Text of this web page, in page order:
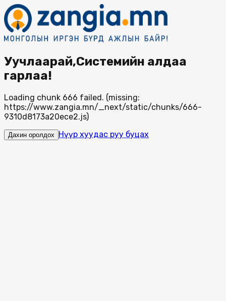
Уучлаарай,Системийн алдаа
гарлаа!
Loading chunk 666 failed. (missing:
https://www.zangia.mn/_next/static/chunks/666-
9310d8173a20ece2.js)
Дахин оролдох Нүүр хуудас руу буцах